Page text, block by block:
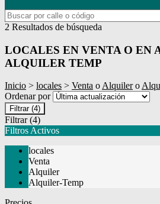
2 Resultados de búsqueda
LOCALES EN VENTA O EN
ALQUILER TEMP
Inicio > locales > Venta oAlquilero
Ordenar por
Filtrar (4)
Filtrar (4)
Filtros Activos
locales
Venta
Alquiler
Alquiler-Temp